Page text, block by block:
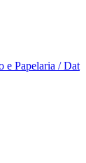
e Papelaria / Dat